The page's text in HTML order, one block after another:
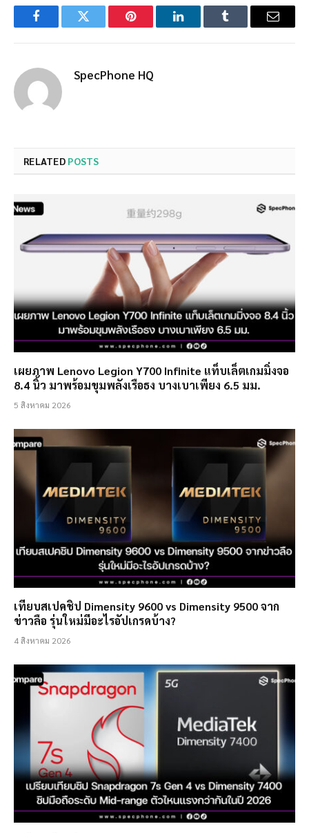
FacebookTwitter Pinterest LinkedInTumblr Email
SpecPhone HQ
RELATED POSTS
เผยภาพ Lenovo Legion Y700 Infinite แท็บเล็ตเกมมิ่งจอ
8.4 นิ้ว มาพร้อมขุมพลังเรือธง บางเบาเพียง 6.5 มม.
5 สิงหาคม 2026
เทียบสเปคชิป Dimensity 9600 vs Dimensity 9500 จาก
ข่าวลือ รุ่นใหม่มีอะไรอัปเกรดบ้าง?
4 สิงหาคม 2026